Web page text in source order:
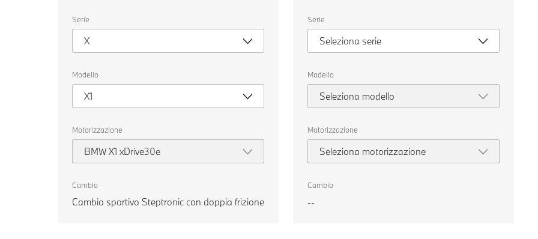
un
veicolo.
Serie
X
Modello
X1
Motorizzazione
BMW X1 xDrive30e
Cambio
Cambio sportivo Steptronic con doppia frizione
un
veicolo.
Serie
Seleziona serie
Modello
Seleziona modello
Motorizzazione
Seleziona motorizzazione
Cambio
--